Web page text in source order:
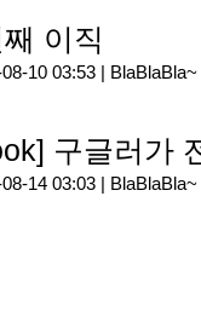
이직
10 03:53 | BlaBlaBla~
구글러가
14 03:03 | BlaBlaBla~